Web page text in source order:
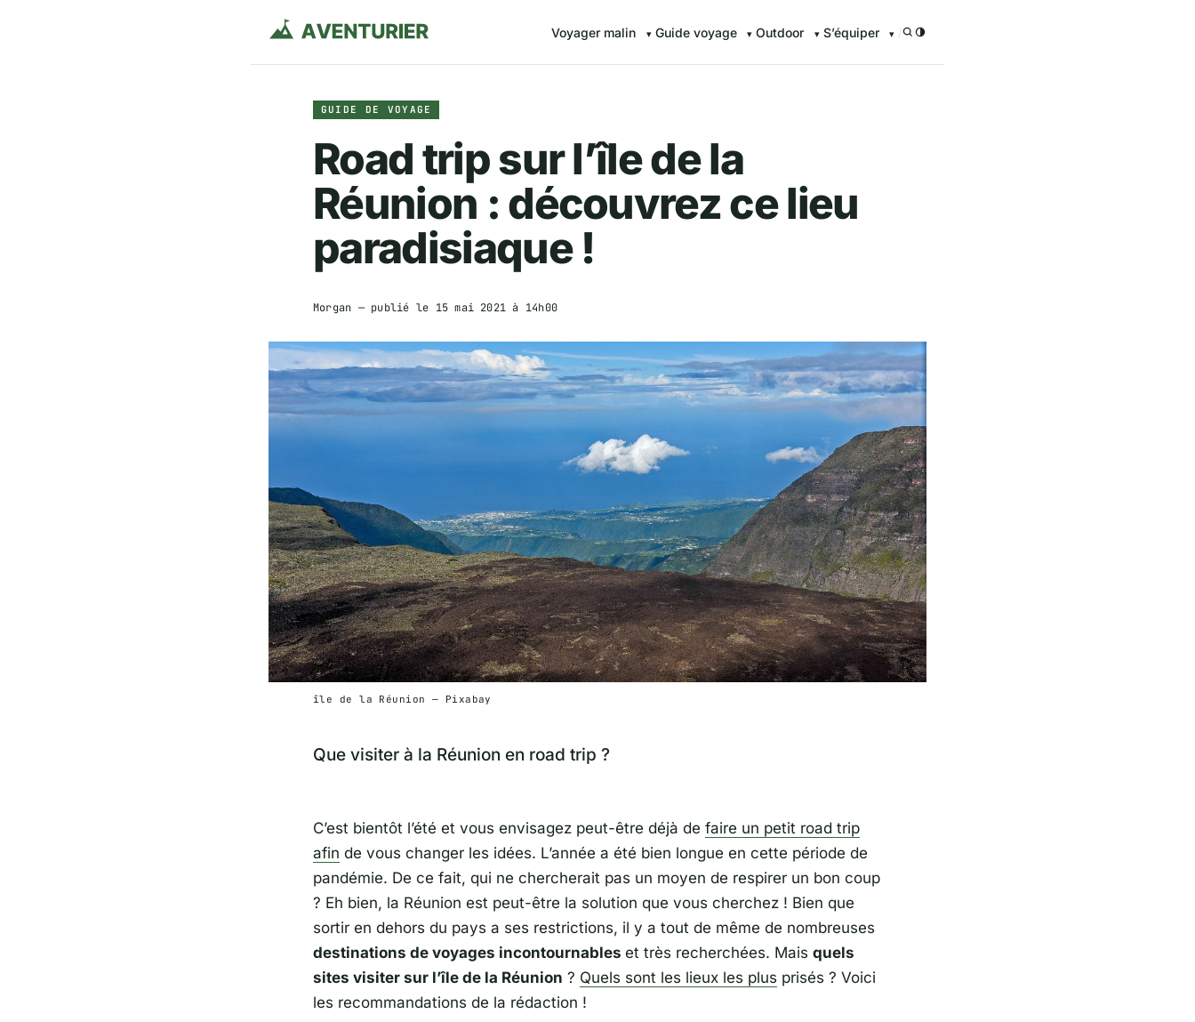
Voyager malin Guide voyage Outdoor S’équiper /
GUIDE DE VOYAGE
Road trip sur l’île de la
Réunion : découvrez ce lieu
paradisiaque !
Morgan — publié le 15 mai 2021 à 14h00
île de la Réunion — Pixabay
Que visiter à la Réunion en road trip ?
C’est bientôt l’été et vous envisagez peut-être déjà de faire un petit road trip
afin de vous changer les idées. L’année a été bien longue en cette période de
pandémie. De ce fait, qui ne chercherait pas un moyen de respirer un bon coup
? Eh bien, la Réunion est peut-être la solution que vous cherchez ! Bien que
sortir en dehors du pays a ses restrictions, il y a tout de même de nombreuses
destinations de voyages incontournables et très recherchées. Mais quels
sites visiter sur l’île de la Réunion ? Quels sont les lieux les plus prisés ? Voici
les recommandations de la rédaction !